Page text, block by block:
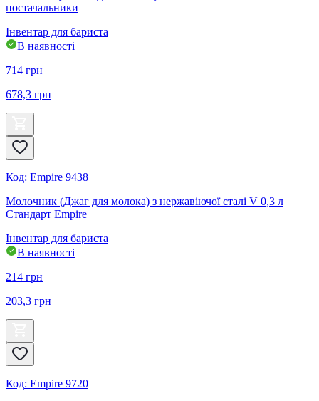
постачальники
Інвентар для бариста
В наявності
714 грн
678,3 грн
Код: Empire 9438
Молочник (Джаг для молока) з нержавіючої сталі V 0,3 л
Стандарт Empire
Інвентар для бариста
В наявності
214 грн
203,3 грн
Код: Empire 9720